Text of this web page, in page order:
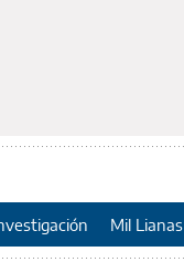
Mil Lianas